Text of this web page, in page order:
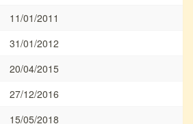
11/01/2011
31/01/2012
20/04/2015
27/12/2016
15/05/2018